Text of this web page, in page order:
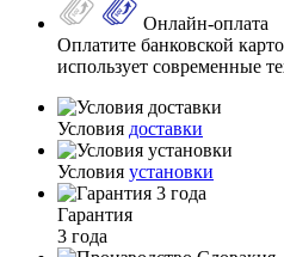
Онлайн-оплата
Оплатите банковской
использует современные
Условия доставки
Условия установки
Гарантия
3 года